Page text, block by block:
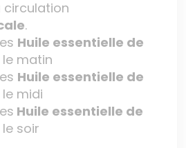
circulation
.
Huile essentielle de
le matin
Huile essentielle de
le midi
Huile essentielle de
le soir